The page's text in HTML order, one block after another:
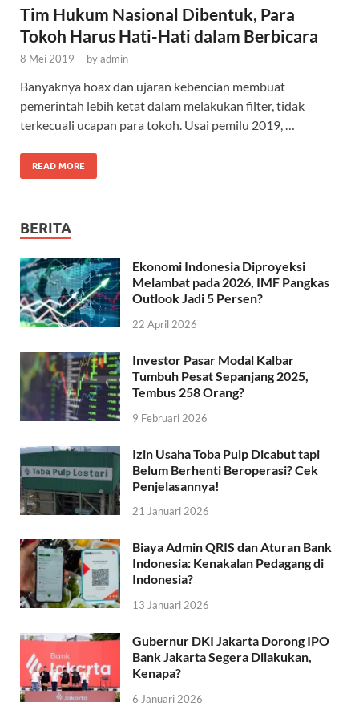
Tim Hukum Nasional Dibentuk, Para
Tokoh Harus Hati-Hati dalam Berbicara
8 Mei 2019 - byadmin
Banyaknya hoax dan ujaran kebencian membuat
pemerintah lebih ketat dalam melakukan filter, tidak
terkecuali ucapan para tokoh. Usai pemilu 2019, …
READ MORE
BERITA
Ekonomi Indonesia Diproyeksi
Melambat pada 2026, IMF Pangkas
Outlook Jadi 5 Persen?
22 April 2026
Investor Pasar Modal Kalbar
Tumbuh Pesat Sepanjang 2025,
Tembus 258 Orang?
9 Februari 2026
Izin Usaha Toba Pulp Dicabut tapi
Belum Berhenti Beroperasi? Cek
Penjelasannya!
21 Januari 2026
Biaya Admin QRIS dan Aturan Bank
Indonesia: Kenakalan Pedagang di
Indonesia?
13 Januari 2026
Gubernur DKI Jakarta Dorong IPO
Bank Jakarta Segera Dilakukan,
Kenapa?
6 Januari 2026